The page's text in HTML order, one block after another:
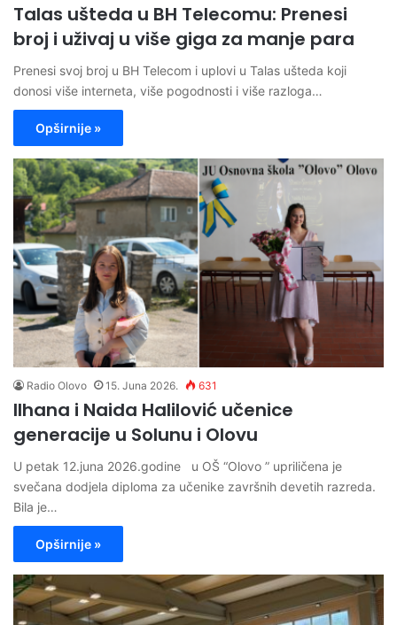
Talas ušteda u BH Telecomu: Prenesi
broj i uživaj u više giga za manje para
Prenesi svoj broj u BH Telecom i uplovi u Talas ušteda koji
donosi više interneta, više pogodnosti i više razloga…
Opširnije »
Radio Olovo 15. Juna 2026. 631
Ilhana i Naida Halilović učenice
generacije u Solunu i Olovu
U petak 12.juna 2026.godine u OŠ “Olovo ” upriličena je
svečana dodjela diploma za učenike završnih devetih razreda.
Bila je…
Opširnije »